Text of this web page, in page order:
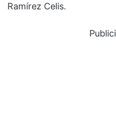
Ramírez Celis.